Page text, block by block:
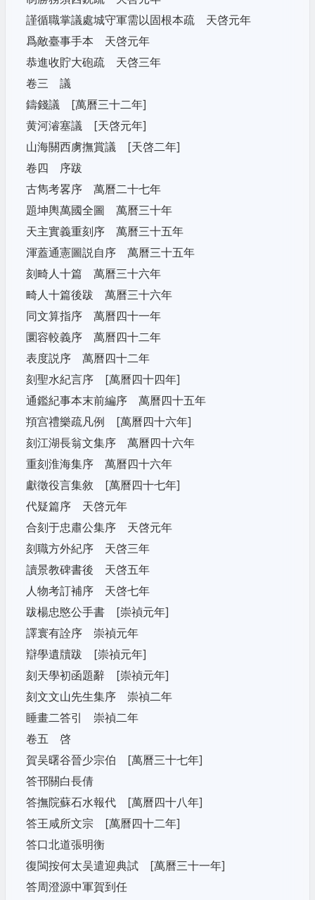
謹循職掌議處城守軍需以固根本疏 天啓元年
爲敵臺事手本 天啓元年
恭進收貯大砲疏 天啓三年
卷三 議
鑄錢議 [萬曆三十二年]
黄河濬塞議 [天啓元年]
山海關西虜撫賞議 [天啓二年]
卷四 序跋
古雋考畧序 萬曆二十七年
題坤輿萬國全圖 萬曆三十年
天主實義重刻序 萬曆三十五年
渾蓋通憲圖説自序 萬曆三十五年
刻畸人十篇 萬曆三十六年
畸人十篇後跋 萬曆三十六年
同文算指序 萬曆四十一年
圜容較義序 萬曆四十二年
表度説序 萬曆四十二年
刻聖水紀言序 [萬曆四十四年]
通鑑紀事本末前編序 萬曆四十五年
頖宫禮樂疏凡例 [萬曆四十六年]
刻江湖長翁文集序 萬曆四十六年
重刻淮海集序 萬曆四十六年
獻徵役言集敘 [萬曆四十七年]
代疑篇序 天啓元年
合刻于忠肅公集序 天啓元年
刻職方外紀序 天啓三年
讀景教碑書後 天啓五年
人物考訂補序 天啓七年
跋楊忠愍公手書 [崇禎元年]
譯寰有詮序 崇禎元年
辯學遺牘跋 [崇禎元年]
刻天學初函題辭 [崇禎元年]
刻文文山先生集序 崇禎二年
睡畫二答引 崇禎二年
卷五 啓
賀吴曙谷晉少宗伯 [萬曆三十七年]
答邗關白長倩
答撫院蘇石水報代 [萬曆四十八年]
答王咸所文宗 [萬曆四十二年]
答口北道張明衡
復閩按何太吴遣迎典試 [萬曆三十一年]
答周澄源中軍賀到任